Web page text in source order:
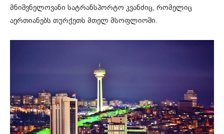
მნიშვნელოვანი სატრანსპორტო კვანძიც, რომელიც
აერთიანებს თურქეთს მთელ მსოფლიოში.